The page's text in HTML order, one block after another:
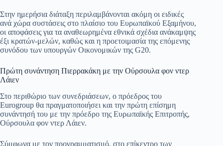
Στην ημερήσια διάταξη περιλαμβάνονται ακόμη οι ειδικές
ανά χώρα συστάσεις στο πλαίσιο του Ευρωπαϊκού Εξαμήνου,
οι αποφάσεις για τα αναθεωρημένα εθνικά σχέδια ανάκαμψης
έξι κρατών-μελών, καθώς και η προετοιμασία της επόμενης
συνόδου των υπουργών Οικονομικών της G20.
Πρώτη συνάντηση Πιερρακάκη με την Ούρσουλα φον ντερ
Λάιεν
Στο περιθώριο των συνεδριάσεων, ο πρόεδρος του
Eurogroup θα πραγματοποιήσει και την πρώτη επίσημη
συνάντησή του με την πρόεδρο της Ευρωπαϊκής Επιτροπής,
Ούρσουλα φον ντερ Λάιεν.
Σύμφωνα με τον προγραμματισμό, στο επίκεντρο των